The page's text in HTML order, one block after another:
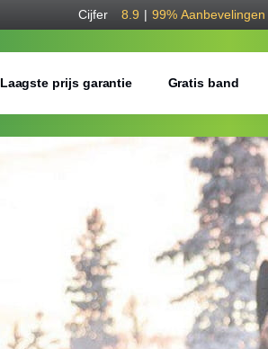
Cijfer 8.9 | 99% Aanbevelingen
Laagste prijs garantie Gratis band